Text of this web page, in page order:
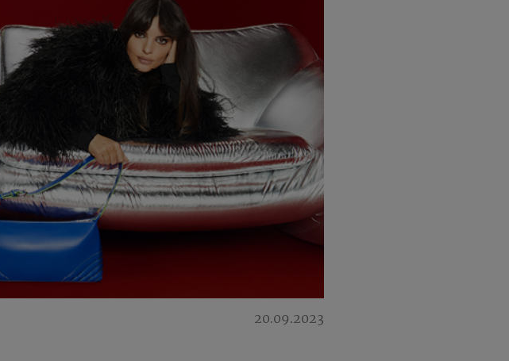
20.09.2023